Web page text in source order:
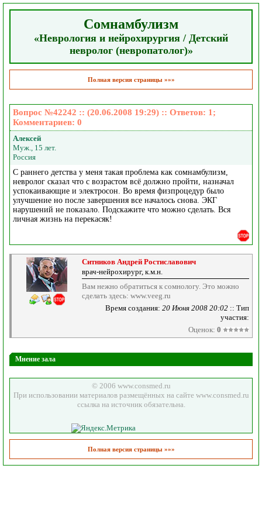
Сомнамбулизм
«Неврология и нейрохирургия / Детский
невролог (невропатолог)»
Полная версия страницы »»»
Вопрос №42242 :: (20.06.2008 19:29) :: Ответов: 1 ;
Комментариев: 0
Алексей
Муж., 15 лет.
Россия
С раннего детства у меня такая проблема как сомнамбулизм,
невролог сказал что с возрастом всё должно пройти, назначал
успокаивающие и электросон. Во время физпроцедур было
улучшение но после завершения все началось снова. ЭКГ
нарушений не показало. Подскажите что можно сделать. Вся
личная жизнь на перекасяк!
Ситников Андрей Ростиславович
врач-нейрохирург, к.м.н.
Вам нежно обратиться к сомнологу. Это можно
сделать здесь: www.veeg.ru
Время создания: 20 Июня 2008 20:02 :: Тип
участия:
Оценок: 0
Мнение зала
© 2006 www.consmed.ru
При использовании материалов размещённых на сайте www.consmed.ru
ссылка на источник обязательна.
Полная версия страницы »»»